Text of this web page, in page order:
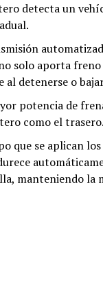
detecta un
solo aporta
detenerse o
potencia de
como el trasero.
que se aplican
manteniendo la